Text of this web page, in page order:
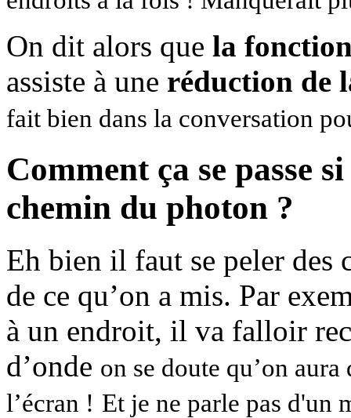
On dit alors que la
assiste à une réduction de
fait bien dans la conversation
Comment ça se passe
chemin du photon ?
Eh bien il faut se peler
de ce qu’on a mis. Par
à un endroit, il va falloir
d’onde on se doute qu’on
l’écran ! Et je ne parle pas d'un